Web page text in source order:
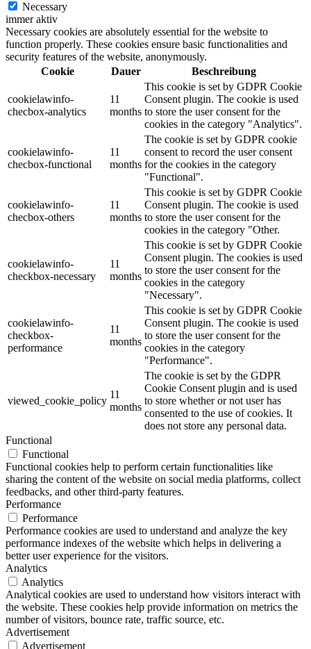
Necessary
immer aktiv
Necessary cookies are absolutely essential for the website to
function properly. These cookies ensure basic functionalities and
security features of the website, anonymously.
Cookie
Dauer Beschreibung
cookielawinfo-
checbox-analytics
11
months
This cookie is set by GDPR Cookie
Consent plugin. The cookie is used
to store the user consent for the
cookies in the category "Analytics".
cookielawinfo-
checbox-functional
11
months
The cookie is set by GDPR cookie
consent to record the user consent
for the cookies in the category
"Functional".
cookielawinfo-
checbox-others
11
months
This cookie is set by GDPR Cookie
Consent plugin. The cookie is used
to store the user consent for the
cookies in the category "Other.
cookielawinfo-
checkbox-necessary
11
months
This cookie is set by GDPR Cookie
Consent plugin. The cookies is used
to store the user consent for the
cookies in the category
"Necessary".
cookielawinfo-
checkbox-
performance
11
months
This cookie is set by GDPR Cookie
Consent plugin. The cookie is used
to store the user consent for the
cookies in the category
"Performance".
viewed_cookie_policy
11
months
The cookie is set by the GDPR
Cookie Consent plugin and is used
to store whether or not user has
consented to the use of cookies. It
does not store any personal data.
Functional
Functional
Functional cookies help to perform certain functionalities like
sharing the content of the website on social media platforms, collect
feedbacks, and other third-party features.
Performance
Performance
Performance cookies are used to understand and analyze the key
performance indexes of the website which helps in delivering a
better user experience for the visitors.
Analytics
Analytics
Analytical cookies are used to understand how visitors interact with
the website. These cookies help provide information on metrics the
number of visitors, bounce rate, traffic source, etc.
Advertisement
Advertisement